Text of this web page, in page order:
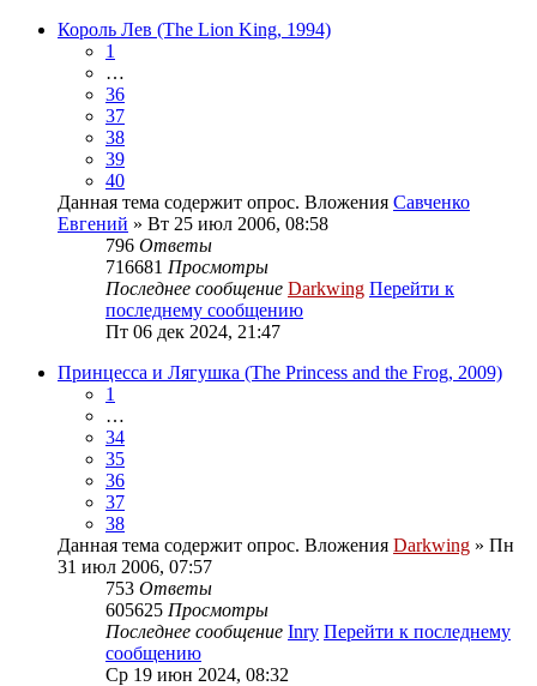
Король Лев (The Lion King, 1994)
1
…
36
37
38
39
40
Данная тема содержит опрос. Вложения Савченко
Евгений » Вт 25 июл 2006, 08:58
796 Ответы
716681 Просмотры
Последнее сообщение Darkwing Перейти к
последнему сообщению
Пт 06 дек 2024, 21:47
Принцесса и Лягушка (The Princess and the Frog, 2009)
1
…
34
35
36
37
38
Данная тема содержит опрос. Вложения Darkwing » Пн
31 июл 2006, 07:57
753 Ответы
605625 Просмотры
Последнее сообщение Inry Перейти к последнему
сообщению
Ср 19 июн 2024, 08:32